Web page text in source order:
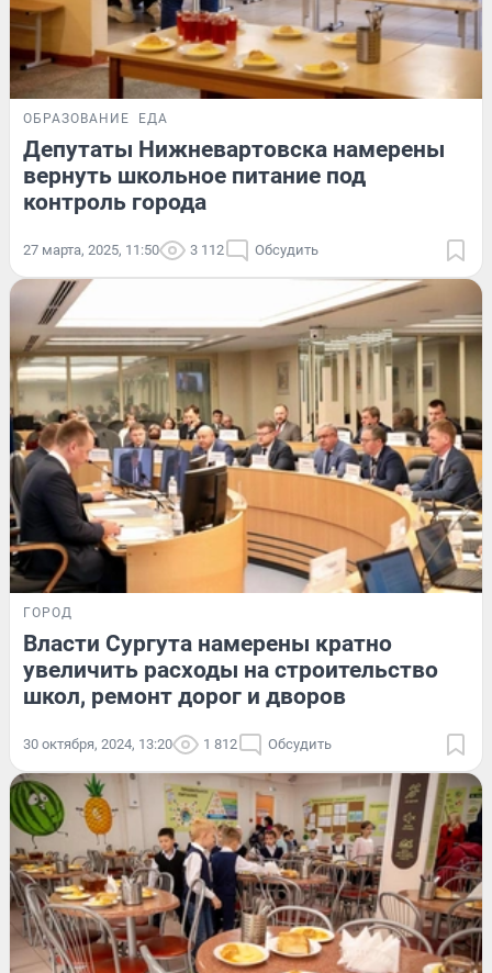
ОБРАЗОВАНИЕ ЕДА
Депутаты Нижневартовска намерены
вернуть школьное питание под
контроль города
27 марта, 2025, 11:50 3 112 Обсудить
ГОРОД
Власти Сургута намерены кратно
увеличить расходы на строительство
школ, ремонт дорог и дворов
30 октября, 2024, 13:20 1 812 Обсудить